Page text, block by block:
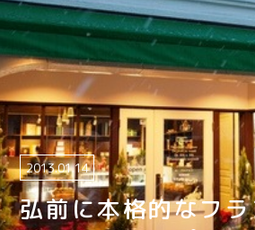
弘前に本格的なフ
2013.01.14